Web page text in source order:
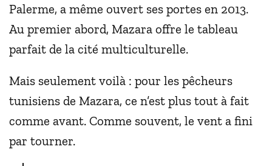
Palerme, a même ouvert ses portes en 2013.
Au premier abord, Mazara offre le tableau
parfait de la cité multiculturelle.
Mais seulement voilà : pour les pêcheurs
tunisiens de Mazara, ce n’est plus tout à fait
comme avant. Comme souvent, le vent a fini
par tourner.